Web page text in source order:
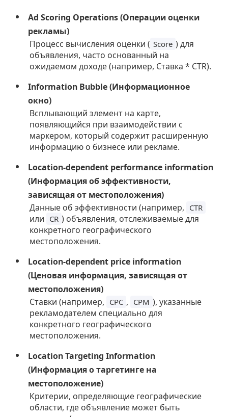
Ad Scoring Operations (Операции оценки
рекламы)
Процесс вычисления оценки ( Score ) для
объявления, часто основанный на
ожидаемом доходе (например, Ставка * CTR).
Information Bubble (Информационное
окно)
Всплывающий элемент на карте,
появляющийся при взаимодействии с
маркером, который содержит расширенную
информацию о бизнесе или рекламе.
Location-dependent performance information
(Информация об эффективности,
зависящая от местоположения)
Данные об эффективности (например, CTR
или CR ) объявления, отслеживаемые для
конкретного географического
местоположения.
Location-dependent price information
(Ценовая информация, зависящая от
местоположения)
Ставки (например, CPC , CPM ), указанные
рекламодателем специально для
конкретного географического
местоположения.
Location Targeting Information
(Информация о таргетинге на
местоположение)
Критерии, определяющие географические
области, где объявление может быть